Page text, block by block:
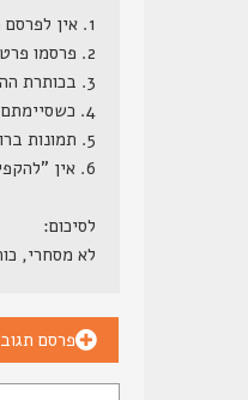
1. אין לפרסם הודעות מסחריות, הודעות אלה תמחקנה ללא התראה.
2. פרסמו פרטים שיחסכו שאלות קבועות שיופיעו מייד, דגם מדוייק, מחיר (כן, מחיר, הרי ממילא השאלה כמה תצוץ, וזה לא סוד שמור), גמישות במחיר, תוספות קבועות ותוספות אפשריות.
3. בכותרת ההודעה ציינו את המילה "למכירה" או "מחפש" או משהו בסגנון.
4. כשסיימתם, במזל-טוב את העסקה, ערכו את ההודעה המקורית, והוסיפו לשורת הנושא שלה את המילה "נמכר", אנו נעבור מדי פעם ונמחק את ההודעות הללו.
5. תמונות ברוחב שמעל 400 פיקסל יימחקו, מכיוון שהן גורמות לשבירת מסגרת האתר.
6. אין "להקפיץ" הודעות לשם קידומן לראש הרשימה בתכיפות חריגה (כפי שתראה למנהל הפורום), הודעות ש"יוקפצו" - ינעלו.
לסיכום:
לא מסחרי,
פרסם